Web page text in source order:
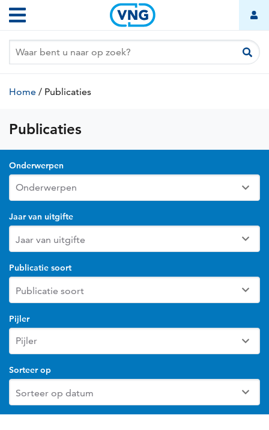
Overslaan
en
naar
inhoud
Hoofdnavigatie
Kruimelpad
Home / Publicaties
Publicaties
Onderwerpen
Jaar van uitgifte
Publicatie soort
Pijler
Sorteer op